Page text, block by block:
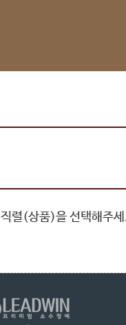
직렬(상품)을 선택해주